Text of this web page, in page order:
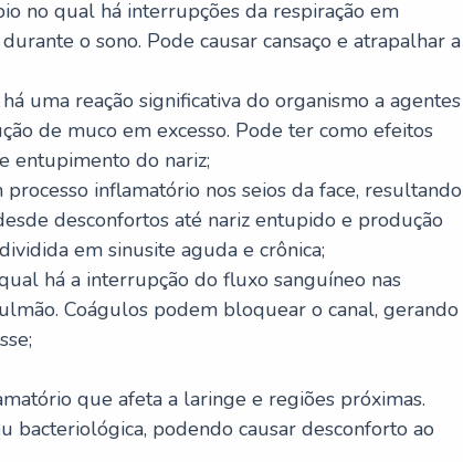
no qual há interrupções da respiração em
o sono. Pode causar cansaço e atrapalhar a
uma reação significativa do organismo a agentes
de muco em excesso. Pode ter como efeitos
entupimento do nariz;
inflamatório nos seios da face, resultando
desconfortos até nariz entupido e produção
em sinusite aguda e crônica;
há a interrupção do fluxo sanguíneo nas
Coágulos podem bloquear o canal, gerando
que afeta a laringe e regiões próximas.
bacteriológica, podendo causar desconforto ao